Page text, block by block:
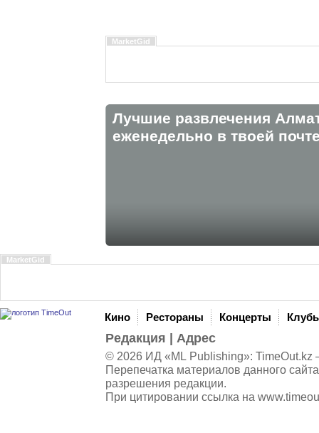
MarketGid
Лучшие развлечения
eженедельно в твоей
MarketGid
Кино Рестораны Концерты
Редакция Адрес
© 2026 ИД «ML Publishing»: TimeOut.kz
Перепечатка материалов данного
разрешения редакции.
При цитировании ссылка на